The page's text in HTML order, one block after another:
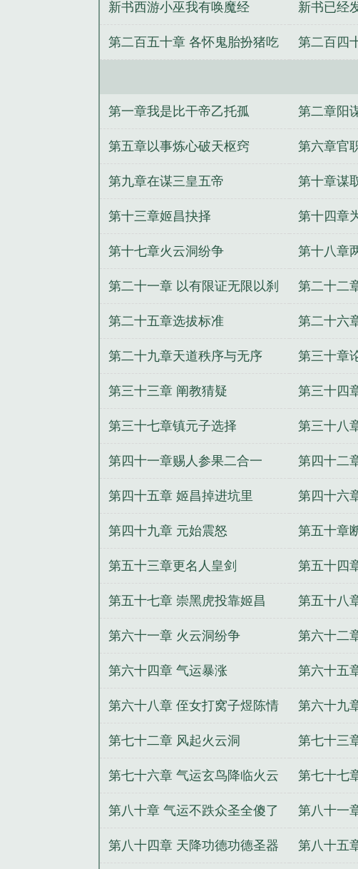
新书西游小巫我有唤魔经 新书已经
开始到纯
第二百五十章 各怀鬼胎扮猪吃 第二百四
第一章我是比干帝乙托孤 第二章阳
第五章以事炼心破天枢窍 第六章官
第九章在谋三皇五帝 第十章谋
第十三章姬昌抉择 第十四章
第十七章火云洞纷争 第十八章
第二十一章 以有限证无限以刹
那守永恒
第二十二
第二十五章选拔标准 第二十六
第二十九章天道秩序与无序 第三十章
第三十三章 阐教猜疑 第三十四
第三十七章镇元子选择 第三十八
第四十一章赐人参果二合一 第四十二
第四十五章 姬昌掉进坑里 第四十六
第四十九章 元始震怒 第五十章
第五十三章更名人皇剑 第五十四
第五十七章 崇黑虎投靠姬昌 第五十八
剑
第六十一章 火云洞纷争 第六十二
第六十四章 气运暴涨 第六十五
第六十八章 侄女打窝子煜陈情 第六十九
手
第七十二章 风起火云洞 第七十三
第七十六章 气运玄鸟降临火云
洞
第七十七
第八十章 气运不跌众圣全傻了 第八十一
佳人难再
第八十四章 天降功德功德圣器 第八十五